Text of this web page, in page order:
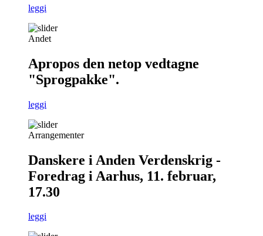
leggi
Andet
Apropos den netop vedtagne
"Sprogpakke".
leggi
Arrangementer
Danskere i Anden Verdenskrig -
Foredrag i Aarhus, 11. februar,
17.30
leggi